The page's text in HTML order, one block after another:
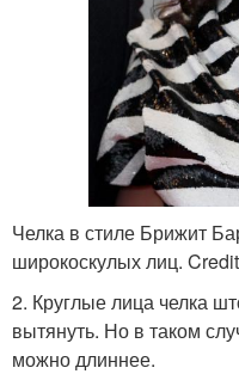
Челка в стиле Брижит
широкоскулых лиц.
2. Круглые лица челка
вытянуть. Но в таком
можно длиннее.